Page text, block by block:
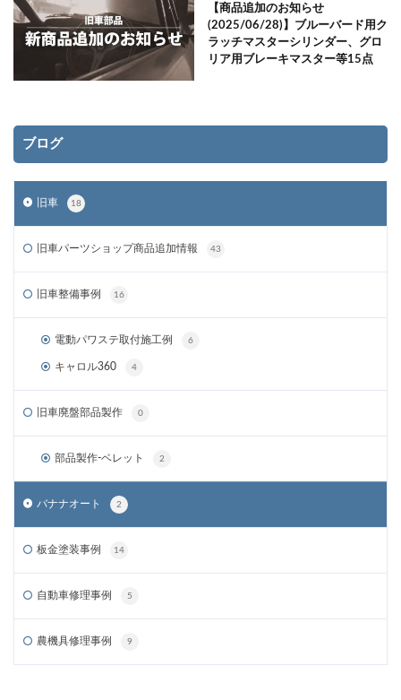
【商品追加のお知らせ
(2025/06/28)】ブルーバード用ク
ラッチマスターシリンダー、グロ
リア用ブレーキマスター等15点
ブログ
旧車 18
旧車パーツショップ商品追加情報 43
旧車整備事例 16
電動パワステ取付施工例 6
キャロル360 4
旧車廃盤部品製作 0
部品製作-ベレット 2
バナナオート 2
板金塗装事例 14
自動車修理事例 5
農機具修理事例 9